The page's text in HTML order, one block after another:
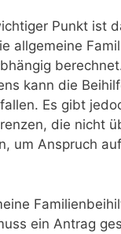
Punkt ist
allgemeine
kann die
Es gibt
die nicht
um Anspruch
ein Antrag